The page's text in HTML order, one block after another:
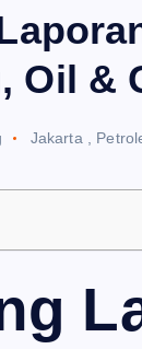
Oil &
Jakarta